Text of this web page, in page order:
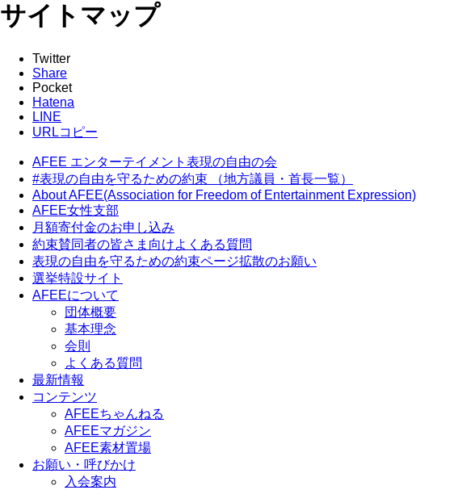
サイトマップ
Twitter
Share
Pocket
Hatena
LINE
URLコピー
AFEE エンターテイメント表現の自由の会
#表現の自由を守るための約束 （地方議員・首長一覧）
About AFEE(Association for Freedom of Entertainment Expression)
AFEE女性支部
月額寄付金のお申し込み
約束賛同者の皆さま向けよくある質問
表現の自由を守るための約束ページ拡散のお願い
選挙特設サイト
AFEEについて
団体概要
基本理念
会則
よくある質問
最新情報
コンテンツ
AFEEちゃんねる
AFEEマガジン
AFEE素材置場
お願い・呼びかけ
入会案内